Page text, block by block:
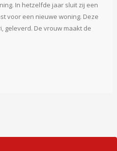
In hetzelfde jaar sluit zij een
voor een nieuwe woning. Deze
geleverd. De vrouw maakt de
over naar de